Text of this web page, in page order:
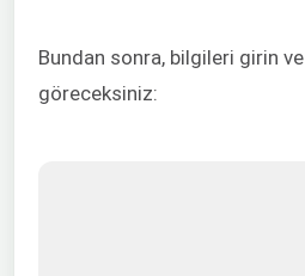
Bundan sonra, bilgileri girin ve
göreceksiniz: